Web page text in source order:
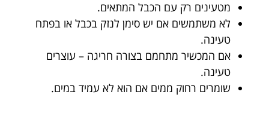
מטעינים רק עם הכבל המתאים.
לא משתמשים אם יש סימן לנזק בכבל או בפתח
טעינה.
אם המכשיר מתחמם בצורה חריגה – עוצרים
טעינה.
שומרים רחוק ממים אם הוא לא עמיד במים.